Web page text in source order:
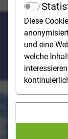
Diese
und eine
welche
Im